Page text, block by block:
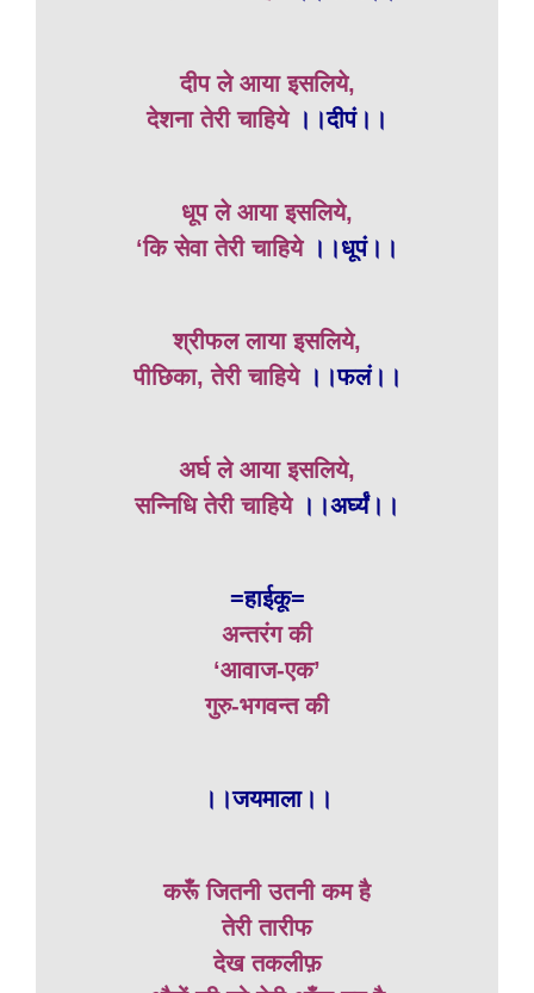
दीप ले आया इसलिये,
देशना तेरी चाहिये ।।दीपं।।
धूप ले आया इसलिये,
‘कि सेवा तेरी चाहिये ।।धूपं।।
श्रीफल लाया इसलिये,
पीछिका, तेरी चाहिये।।फलं।।
अर्घ ले आया इसलिये,
सन्निधि तेरी चाहिये ।।अर्घ्यं।।
=हाईकू=
अन्तरंग की
‘आवाज-एक’
गुरु-भगवन्त की
।।जयमाला।।
करूँ जितनी उतनी कम है
तेरी तारीफ
देख तकलीफ़